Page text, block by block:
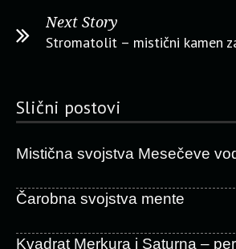
Next Story
Stromatolit – mistični kamen
Slični postovi
Mistična svojstva Mesečeve
Čarobna svojstva mente
Kvadrat Merkura i Saturna –